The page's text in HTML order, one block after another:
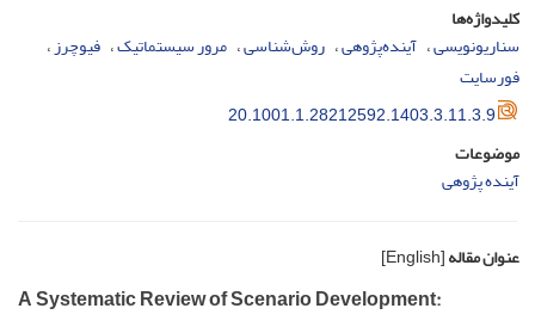
کلیدواژه‌ها
سناریونویسی آینده‌پژوهی روش‌شناسی مرور سیستماتیک فیوچرز
فورسایت
20.1001.1.28212592.1403.3.11.3.9
موضوعات
آینده پژوهی
عنوان مقاله[English]
A Systematic Review of Scenario Development: